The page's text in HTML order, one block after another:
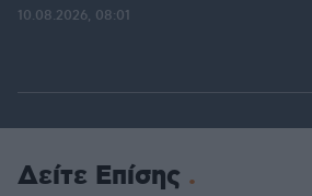
10.08.2026, 08:01
Δείτε Επίσης